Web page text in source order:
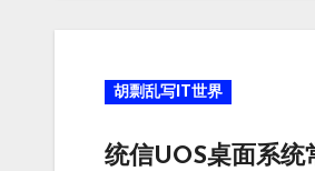
胡剽乱写IT世界
统信UOS桌面系统